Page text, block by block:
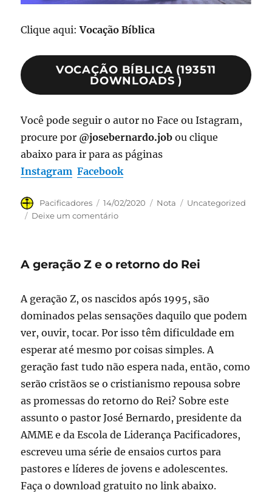
Clique aqui:Vocação Bíblica
VOCAÇÃO BÍBLICA (193511
DOWNLOADS )
Você pode seguir o autor no Face ou Istagram,
procure por @josebernardo.job ou clique
abaixo para ir para as páginas
Instagram Facebook
Autor
Pacificadores
Publicado
em
14/02/2020 Formato
Nota Categorias
Uncategorized
Deixe um comentárioem
sobre
A geração Z e o retorno do Rei
A geração Z, os nascidos após 1995, são
dominados pelas sensações daquilo que podem
ver, ouvir, tocar. Por isso têm dificuldade em
esperar até mesmo por coisas simples. A
geração fast tudo não espera nada, então, como
serão cristãos se o cristianismo repousa sobre
as promessas do retorno do Rei? Sobre este
assunto o pastor José Bernardo, presidente da
AMME e da Escola de Liderança Pacificadores,
escreveu uma série de ensaios curtos para
pastores e líderes de jovens e adolescentes.
Faça o download gratuito no link abaixo.